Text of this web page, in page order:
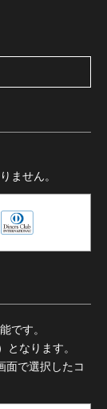
ません。
です。
なります。
面で選択したコ